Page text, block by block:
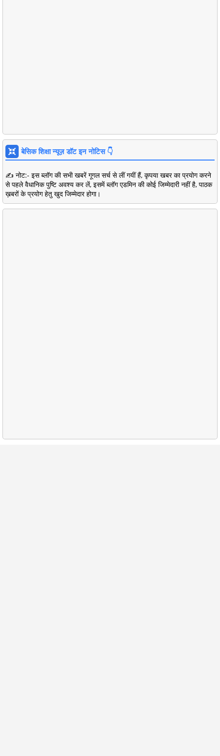
बेसिक शिक्षा न्यूज़ डॉट इन नोटिस 👇
✍️ नोट:- इस ब्लॉग की सभी खबरें गूगल सर्च से लीं गयीं हैं, कृपया खबर का प्रयोग करने
से पहले वैधानिक पुष्टि अवश्य कर लें, इसमें ब्लॉग एडमिन की कोई जिम्मेदारी नहीं है, पाठक
ख़बरों के प्रयोग हेतु खुद जिम्मेदार होगा।